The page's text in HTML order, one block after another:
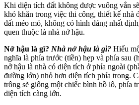
Khi diện tích đất không được vuông vắn
khó khăn trong việc thi công, thiết kế nhà
đất méo mó, không có hình dáng nhất
quen thuộc là nhà nở hậu.
Nở hậu là gì? Nhà nở hậu là gì? Hiểu
nghĩa là phía trước (tiền) hẹp và phía sau
nở hậu là nhà có diện tích ở phía ngoài
đường lớn) nhỏ hơn diện tích phía trong.
trông sẽ giống một chiếc bình hồ lô, phía
diện tích càng lớn.